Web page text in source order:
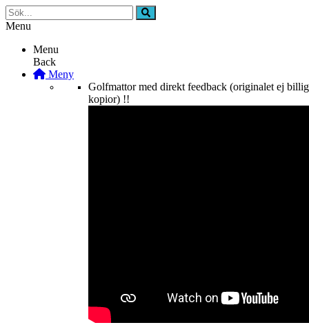
Menu
Menu
Back
Meny
Golfmattor med direkt feedback (originalet ej
kopior) !!